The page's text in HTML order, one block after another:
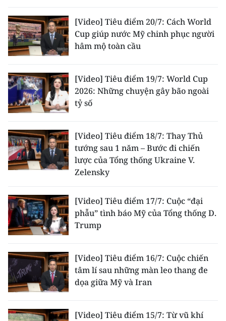
[Video] Tiêu điểm 20/7: Cách World
Cup giúp nước Mỹ chinh phục người
hâm mộ toàn cầu
[Video] Tiêu điểm 19/7: World Cup
2026: Những chuyện gây bão ngoài
tỷ số
[Video] Tiêu điểm 18/7: Thay Thủ
tướng sau 1 năm – Bước đi chiến
lược của Tổng thống Ukraine V.
Zelensky
[Video] Tiêu điểm 17/7: Cuộc “đại
phẫu” tình báo Mỹ của Tổng thống D.
Trump
[Video] Tiêu điểm 16/7: Cuộc chiến
tâm lí sau những màn leo thang đe
dọa giữa Mỹ và Iran
[Video] Tiêu điểm 15/7: Từ vũ khí